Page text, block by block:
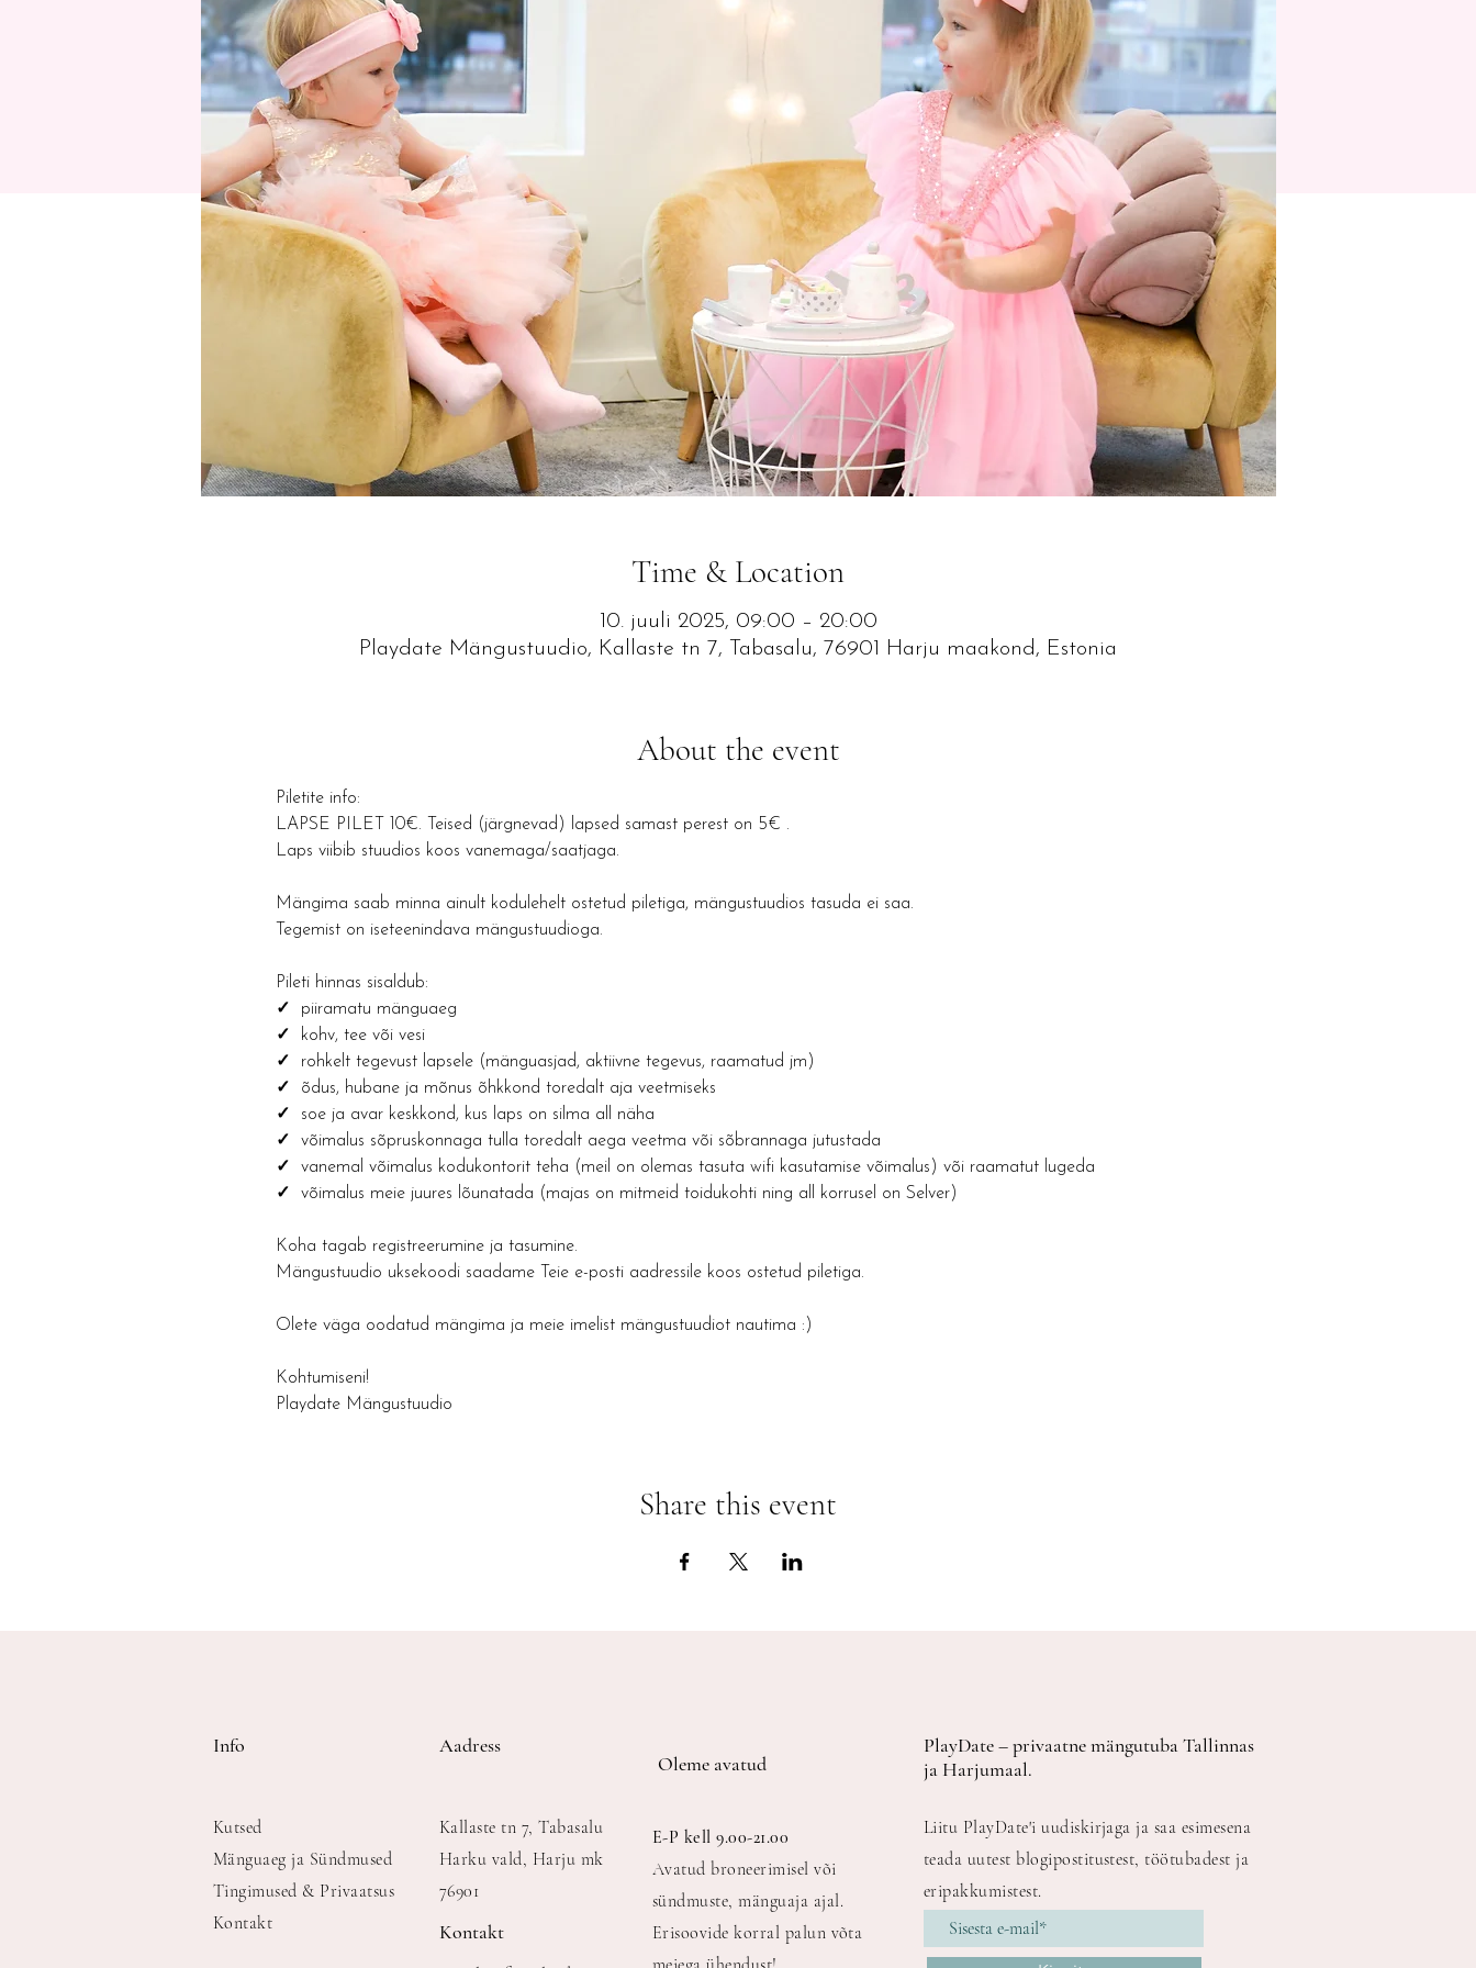
Time & Location
10. juuli 2025, 09:00 – 20:00
Playdate Mängustuudio, Kallaste tn 7, Tabasalu, 76901 Harju maakond, Estonia
About the event
Piletite info:
LAPSE PILET 10€. Teised (järgnevad) lapsed samast perest on 5€ .
Laps viibib stuudios koos vanemaga/saatjaga.
Mängima saab minna ainult kodulehelt ostetud piletiga, mängustuudios tasuda ei saa.
Tegemist on iseteenindava mängustuudioga.
Pileti hinnas sisaldub:
✓
piiramatu mänguaeg
✓ kohv, tee või vesi
✓ rohkelt tegevust lapsele (mänguasjad, aktiivne tegevus, raamatud jm)
✓ õdus, hubane ja mõnus õhkkond toredalt aja veetmiseks
✓ soe ja avar keskkond, kus laps on silma all näha
✓ võimalus sõpruskonnaga tulla toredalt aega veetma või sõbrannaga jutustada
✓ vanemal võimalus kodukontorit teha (meil on olemas tasuta wifi kasutamise võimalus) või raamatut lugeda
✓ võimalus meie juures lõunatada (majas on mitmeid toidukohti ning all korrusel on Selver)
Koha tagab registreerumine ja tasumine.
Mängustuudio uksekoodi saadame Teie e-posti aadressile koos ostetud piletiga.
Olete väga oodatud mängima ja meie imelist mängustuudiot nautima :)
Kohtumiseni!
Playdate Mängustuudio
Share this event
Info Aadress
Oleme avatud
PlayDate – privaatne mängutuba Tallinnas
ja Harjumaal.
Kutsed
Mänguaeg ja Sündmused
Tingimused & Privaatsus
Kontakt
Kallaste tn 7, Tabasalu
Harku vald, Harju mk
76901
Kontakt
E-P kell 9.00-21.00
Avatud broneerimisel või
sündmuste, mänguaja ajal.
Erisoovide korral palun võta
Liitu PlayDate'i uudiskirjaga ja saa esimesena
teada uutest blogipostitustest, töötubadest ja
eripakkumistest.